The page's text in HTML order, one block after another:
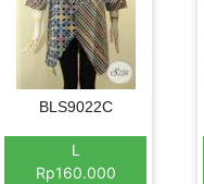
BLS9022C
L
Rp160.000